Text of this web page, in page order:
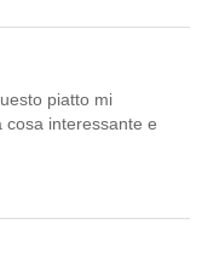
piatto mi
cosa interessante e